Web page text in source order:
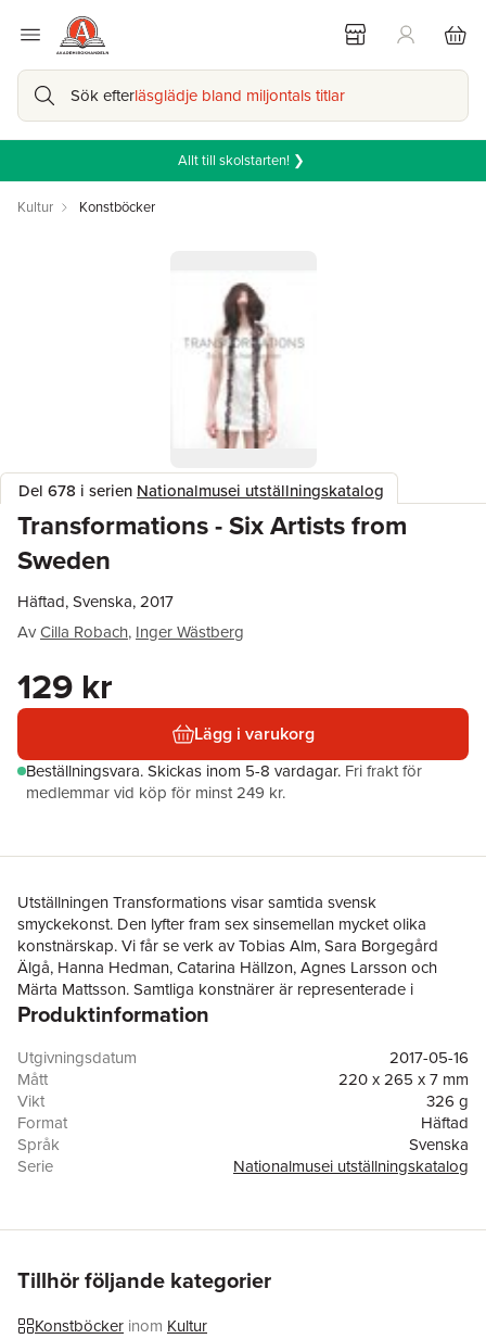
Sök efterläsglädje bland miljontals titlar
Allt till skolstarten! ❯
Kultur Konstböcker
Del 678 i serien Nationalmusei utställningskatalog
Transformations - Six Artists from
Sweden
Häftad, Svenska, 2017
AvCilla Robach, Inger Wästberg
129 kr
Lägg i varukorg
Beställningsvara.Skickas inom 5-8 vardagar. Fri frakt för
medlemmar vid köp för minst 249 kr.
Utställningen Transformations visar samtida svensk
smyckekonst. Den lyfter fram sex sinsemellan mycket olika
konstnärskap. Vi får se verk av Tobias Alm, Sara Borgegård
Älgå, Hanna Hedman, Catarina Hällzon, Agnes Larsson och
Märta Mattsson. Samtliga konstnärer är representerade i
Nationalmuseums samlingar.
Produktinformation
Utgivningsdatum
2017-05-16
Mått
220 x 265 x 7 mm
Vikt
326 g
Format
Häftad
Språk
Svenska
Serie
Nationalmusei utställningskatalog
ISBN
9789171008701
Tillhör följande kategorier
Konstböcker inom Kultur